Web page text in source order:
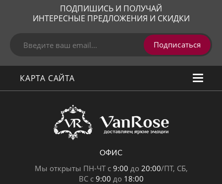
ПОДПИШИСЬ И ПОЛУЧАЙ
ИНТЕРЕСНЫЕ ПРЕДЛОЖЕНИЯ И СКИДКИ
Подписаться
КАРТА САЙТА
ОФИС
Мы открыты ПН-ЧТ с 9:00 до 20:00/ПТ, СБ,
ВС с 9:00 до 18:00